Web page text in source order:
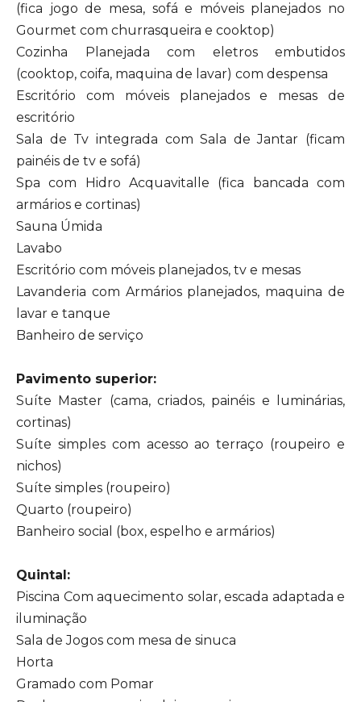
(fica jogo de mesa, sofá e móveis planejados no
Gourmet com churrasqueira e cooktop)
Cozinha Planejada com eletros embutidos
(cooktop, coifa, maquina de lavar) com despensa
Escritório com móveis planejados e mesas de
escritório
Sala de Tv integrada com Sala de Jantar (ficam
painéis de tv e sofá)
Spa com Hidro Acquavitalle (fica bancada com
armários e cortinas)
Sauna Úmida
Lavabo
Escritório com móveis planejados, tv e mesas
Lavanderia com Armários planejados, maquina de
lavar e tanque
Banheiro de serviço
Pavimento superior:
Suíte Master (cama, criados, painéis e luminárias,
cortinas)
Suíte simples com acesso ao terraço (roupeiro e
nichos)
Suíte simples (roupeiro)
Quarto (roupeiro)
Banheiro social (box, espelho e armários)
Quintal:
Piscina Com aquecimento solar, escada adaptada e
iluminação
Sala de Jogos com mesa de sinuca
Horta
Gramado com Pomar